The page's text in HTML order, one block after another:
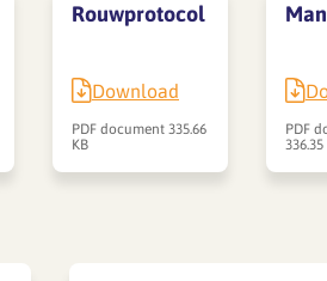
Rouwprotocol
Download
PDF document 335.66
KB
PDF
336.35